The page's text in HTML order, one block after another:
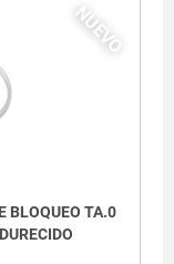
NUEVO
BLOQUEO TA.0